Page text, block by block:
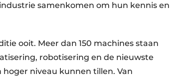
samenkomen om hun kennis en
ooit. Meer dan 150 machines staan
robotisering en de nieuwste
niveau kunnen tillen. Van